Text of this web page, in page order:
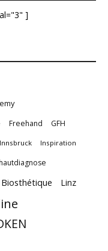
]
Freehand
GFH
Innsbruck Inspiration
Biosthétique Linz